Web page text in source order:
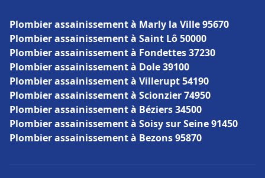
Plombier assainissement à Marly la Ville 95670
Plombier assainissement à Saint Lô 50000
Plombier assainissement à Fondettes 37230
Plombier assainissement à Dole 39100
Plombier assainissement à Villerupt 54190
Plombier assainissement à Scionzier 74950
Plombier assainissement à Béziers 34500
Plombier assainissement à Soisy sur Seine 91450
Plombier assainissement à Bezons 95870